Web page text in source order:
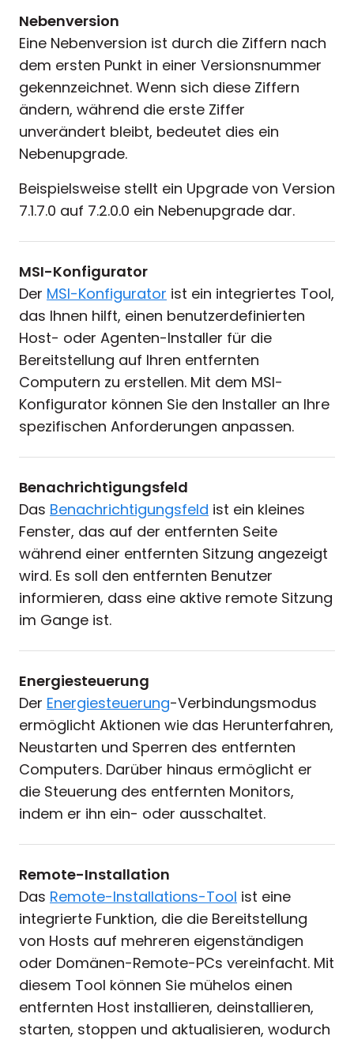
Nebenversion
Eine Nebenversion ist durch die Ziffern nach
dem ersten Punkt in einer Versionsnummer
gekennzeichnet. Wenn sich diese Ziffern
ändern, während die erste Ziffer
unverändert bleibt, bedeutet dies ein
Nebenupgrade.
Beispielsweise stellt ein Upgrade von Version
7.1.7.0 auf 7.2.0.0 ein Nebenupgrade dar.
MSI-Konfigurator
Der MSI-Konfigurator ist ein integriertes Tool,
das Ihnen hilft, einen benutzerdefinierten
Host- oder Agenten-Installer für die
Bereitstellung auf Ihren entfernten
Computern zu erstellen. Mit dem MSI-
Konfigurator können Sie den Installer an Ihre
spezifischen Anforderungen anpassen.
Benachrichtigungsfeld
Das Benachrichtigungsfeld ist ein kleines
Fenster, das auf der entfernten Seite
während einer entfernten Sitzung angezeigt
wird. Es soll den entfernten Benutzer
informieren, dass eine aktive remote Sitzung
im Gange ist.
Energiesteuerung
Der Energiesteuerung-Verbindungsmodus
ermöglicht Aktionen wie das Herunterfahren,
Neustarten und Sperren des entfernten
Computers. Darüber hinaus ermöglicht er
die Steuerung des entfernten Monitors,
indem er ihn ein- oder ausschaltet.
Remote-Installation
Das Remote-Installations-Tool ist eine
integrierte Funktion, die die Bereitstellung
von Hosts auf mehreren eigenständigen
oder Domänen-Remote-PCs vereinfacht. Mit
diesem Tool können Sie mühelos einen
entfernten Host installieren, deinstallieren,
starten, stoppen und aktualisieren, wodurch